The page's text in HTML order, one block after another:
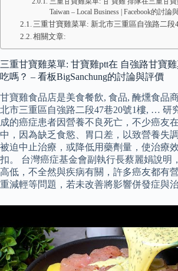
Taiwan – Local Business | Facebook的討論
三重甘寶雞菜單: 新北市三重區自強路二段
相關文章:
三重甘寶雞菜單: 甘寶雞ptt在 自強路甘寶
吃嗎？ – 看板BigSanchung的討論與評價
甘寶雞食品店是美食餐飲, 食品, 醃燻食品
北市三重區自強路二段47巷20號1樓, … 研
成的癌症患者因營養不良死亡，不少癌友
中，因為缺乏食慾、胃口差，以致營養失
被迫中止治療，或降低用藥劑量，使治療
扣。 台灣癌症基金會副執行長蔡麗娟說明
高低，不全然與疾病有關，許多癌友都有
重減輕等問題，若未改善將影響併發症與